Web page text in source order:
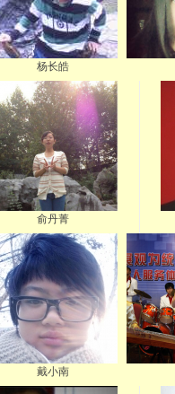
杨长皓
俞丹菁
戴小南